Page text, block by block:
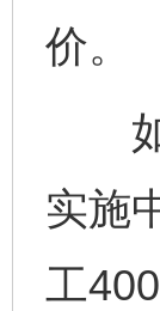
价。
如
实施
工